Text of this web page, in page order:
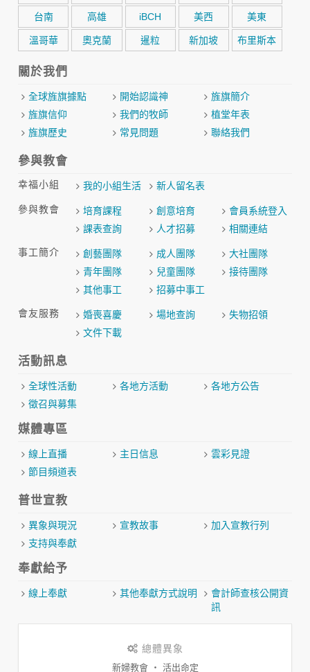
台南 高雄 iBCH 美西 美東
溫哥華 奧克蘭 暹粒 新加坡 布里斯本
關於我們
全球旌旗據點 開始認識神
旌旗簡介
旌旗信仰
我們的牧師
植堂年表
旌旗歷史
常見問題 聯絡我們
參與教會
幸福小組 我的小組生活 新人留名表
參與教會 培育課程 創意培育
會員系統登入
課表查詢
人才招募 相關連結
事工簡介 創藝團隊 成人團隊
大社團隊
青年團隊
兒童團隊
接待團隊
其他事工
招募中事工
會友服務 婚喪喜慶 場地查詢
失物招領
文件下載
活動訊息
全球性活動 各地方活動
各地方公告
徵召與募集
媒體專區
線上直播 主日信息
雲彩見證
節目頻道表
普世宣教
異象與現況 宣教故事
加入宣教行列
支持與奉獻
奉獻給予
線上奉獻 其他奉獻方式說明
會計師查核公開資
訊
總體異象
新婦教會 ‧ 活出命定